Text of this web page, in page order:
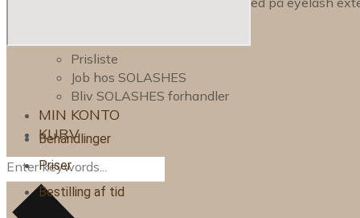
Prisliste
Job hos SOLASHES
Bliv SOLASHES forhandler
MIN KONTO
KURV
Behandlinger
Priser
Bestilling af tid